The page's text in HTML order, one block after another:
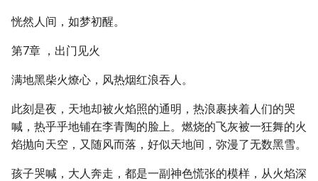
恍然人间，如梦初醒。
第7章 ，出门见火
满地黑柴火燎心，风热烟红浪吞人。
此刻是夜，天地却被火焰照的通明，热浪裹挟着人们的哭
喊，热乎乎地铺在李青陶的脸上。燃烧的飞灰被一狂舞的火
焰抛向天空，又随风而落，好似天地间，弥漫了无数黑雪。
孩子哭喊，大人奔走，都是一副神色慌张的模样，从火焰深